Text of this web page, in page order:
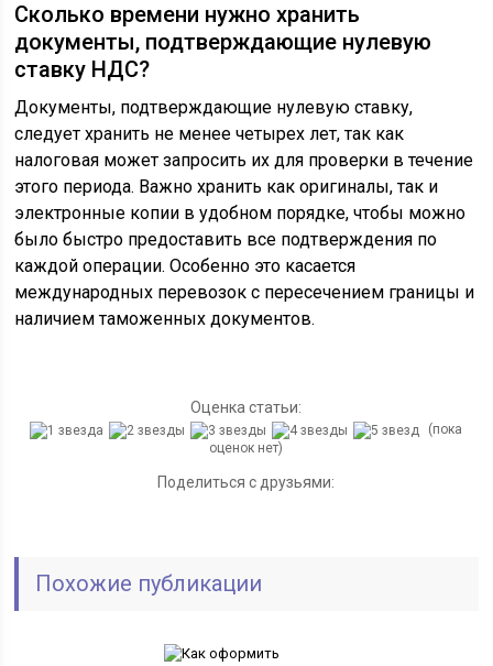
Сколько времени нужно хранить
документы, подтверждающие нулевую
ставку НДС?
Документы, подтверждающие нулевую ставку,
следует хранить не менее четырех лет, так как
налоговая может запросить их для проверки в течение
этого периода. Важно хранить как оригиналы, так и
электронные копии в удобном порядке, чтобы можно
было быстро предоставить все подтверждения по
каждой операции. Особенно это касается
международных перевозок с пересечением границы и
наличием таможенных документов.
Оценка статьи:
(пока
оценок нет)
Поделиться с друзьями:
Похожие публикации